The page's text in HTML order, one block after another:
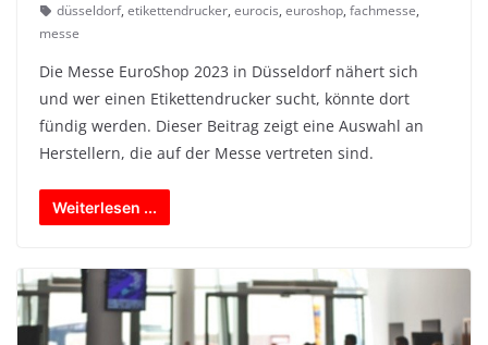
düsseldorf, etikettendrucker, eurocis, euroshop, fachmesse,
messe
Die Messe EuroShop 2023 in Düsseldorf nähert sich
und wer einen Etikettendrucker sucht, könnte dort
fündig werden. Dieser Beitrag zeigt eine Auswahl an
Herstellern, die auf der Messe vertreten sind.
Weiterlesen ...